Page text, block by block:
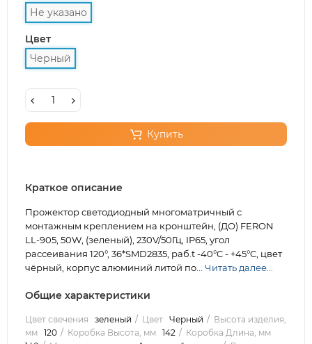
Не указано
Цвет
Черный
Купить
Краткое описание
Прожектор светодиодный многоматричный с
монтажным креплением на кронштейн, (ДО) FERON
LL-905, 50W, (зеленый), 230V/50Гц, IP65, угол
рассеивания 120°, 36*SMD2835, раб.t -40°C - +45°C, цвет
чёрный, корпус алюминий литой по... Читать далее...
Общие характеристики
Цвет свечения зеленый Цвет Черный
Высота изделия,
мм 120 Коробка Высота, мм 142
Коробка Длина, мм